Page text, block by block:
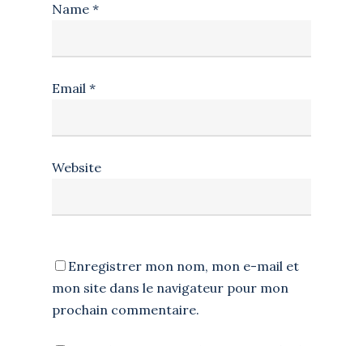
Name *
Email *
Website
Enregistrer mon nom, mon e-mail et
mon site dans le navigateur pour mon
prochain commentaire.